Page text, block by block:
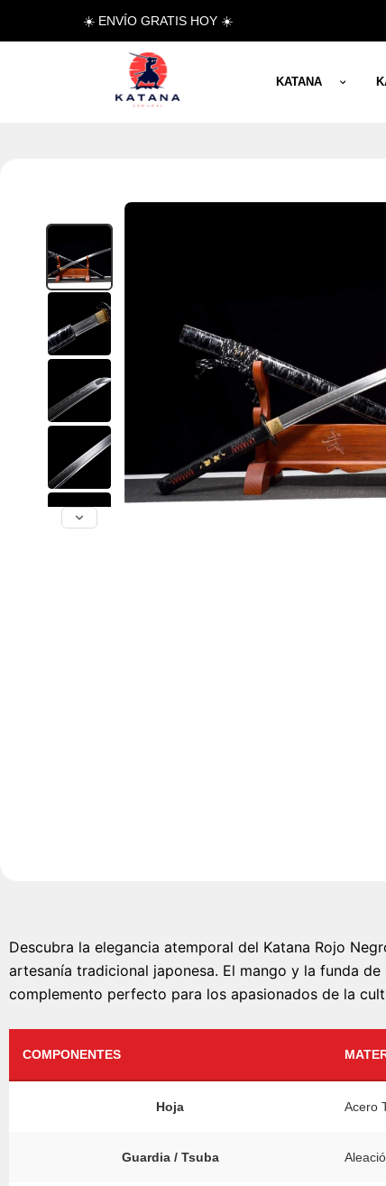
☀️ ENVÍO GRATIS HOY ☀️
KATANA
Descubra la elegancia atemporal del Katana Rojo
artesanía tradicional japonesa. El mango y la funda
complemento perfecto para los apasionados de la
COMPONENTES
Hoja Acero
Guardia / Tsuba